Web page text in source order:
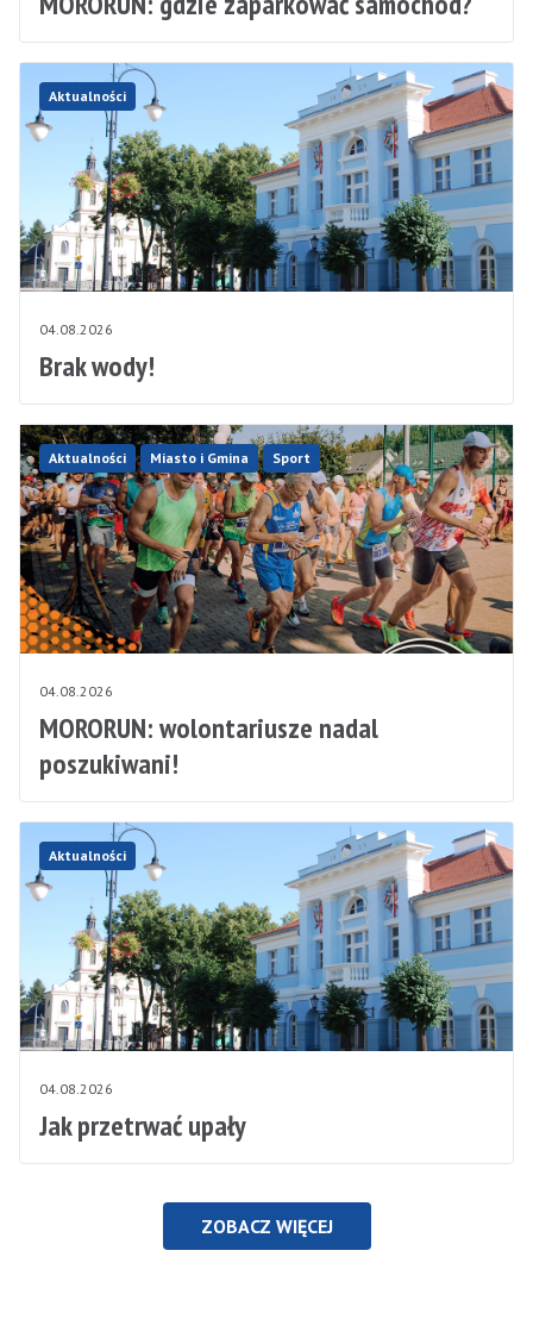
Aktualności
04.08.2026
Brak wody!
Aktualności Miasto i Gmina Sport
04.08.2026
MORORUN: wolontariusze nadal
poszukiwani!
Aktualności
04.08.2026
Jak przetrwać upały
ZOBACZ WIĘCEJ